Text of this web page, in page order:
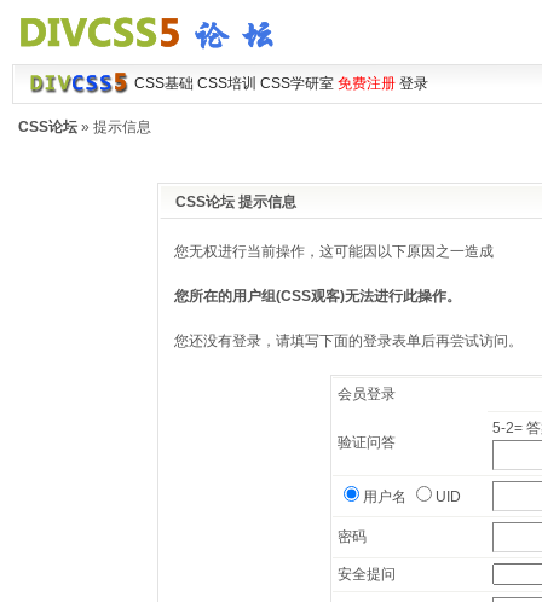
CSS基础 CSS培训 CSS学研室 免费注册 登录
CSS论坛» 提示信息
CSS论坛 提示信息
您无权进行当前操作，这可能因以下原因之一造成
您所在的用户组(CSS观客)无法进行此操作。
您还没有登录，请填写下面的登录表单后再尝试访问。
会员登录
验证问答
5-2=
用户名 UID
密码
安全提问